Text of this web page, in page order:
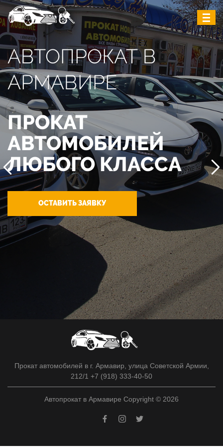
АВТОПРОКАТ В
АРМАВИРЕ
ПРОКАТ
АВТОМОБИЛЕЙ
ЛЮБОГО КЛАССА
ОСТАВИТЬ ЗАЯВКУ
Прокат автомобилей в г. Армавир, улица Советской Армии,
212/1 +7 (918) 333-40-50
Автопрокат в Армавире Copyright © 2026